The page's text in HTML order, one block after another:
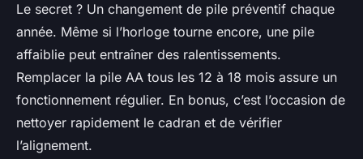
Le secret ? Un changement de pile préventif chaque
année. Même si l’horloge tourne encore, une pile
affaiblie peut entraîner des ralentissements.
Remplacer la pile AA tous les 12 à 18 mois assure un
fonctionnement régulier. En bonus, c’est l’occasion de
nettoyer rapidement le cadran et de vérifier
l’alignement.